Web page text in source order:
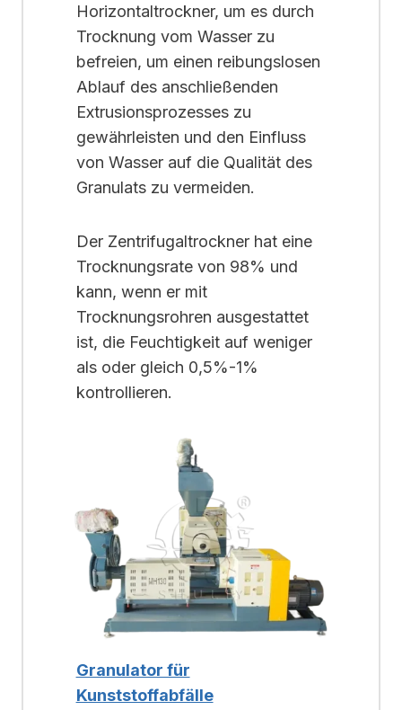
Horizontaltrockner, um es durch
Trocknung vom Wasser zu
befreien, um einen reibungslosen
Ablauf des anschließenden
Extrusionsprozesses zu
gewährleisten und den Einfluss
von Wasser auf die Qualität des
Granulats zu vermeiden.
Der Zentrifugaltrockner hat eine
Trocknungsrate von 98% und
kann, wenn er mit
Trocknungsrohren ausgestattet
ist, die Feuchtigkeit auf weniger
als oder gleich 0,5%-1%
kontrollieren.
Granulator für
Kunststoffabfälle